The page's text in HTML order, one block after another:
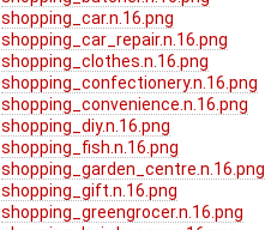
shopping_car.n.16.png
shopping_car_repair.n.16.png
shopping_clothes.n.16.png
shopping_confectionery.n.16.png
shopping_convenience.n.16.png
shopping_diy.n.16.png
shopping_fish.n.16.png
shopping_garden_centre.n.16.png
shopping_gift.n.16.png
shopping_greengrocer.n.16.png